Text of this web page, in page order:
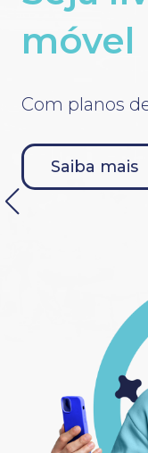
Feitos
Internet 100%
Contrate
móvel
Com planos
Saiba mais